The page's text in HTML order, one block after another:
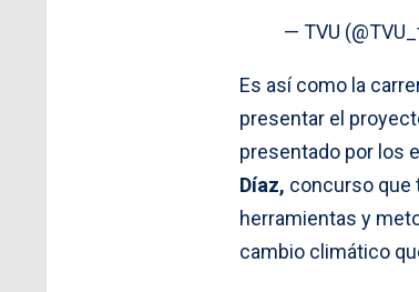
— TVU
Es así como la
presentar el
presentado por los
Díaz, concurso que
herramientas y
cambio climático